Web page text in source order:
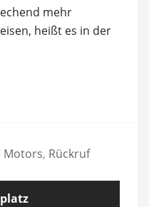
mehr
heißt es in der
Motors, Rückruf